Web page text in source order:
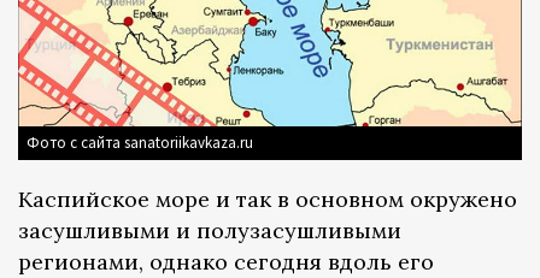
Фото с сайта sanatoriikavkaza.ru
Каспийское море и так в основном окружено
засушливыми и полузасушливыми
регионами, однако сегодня вдоль его